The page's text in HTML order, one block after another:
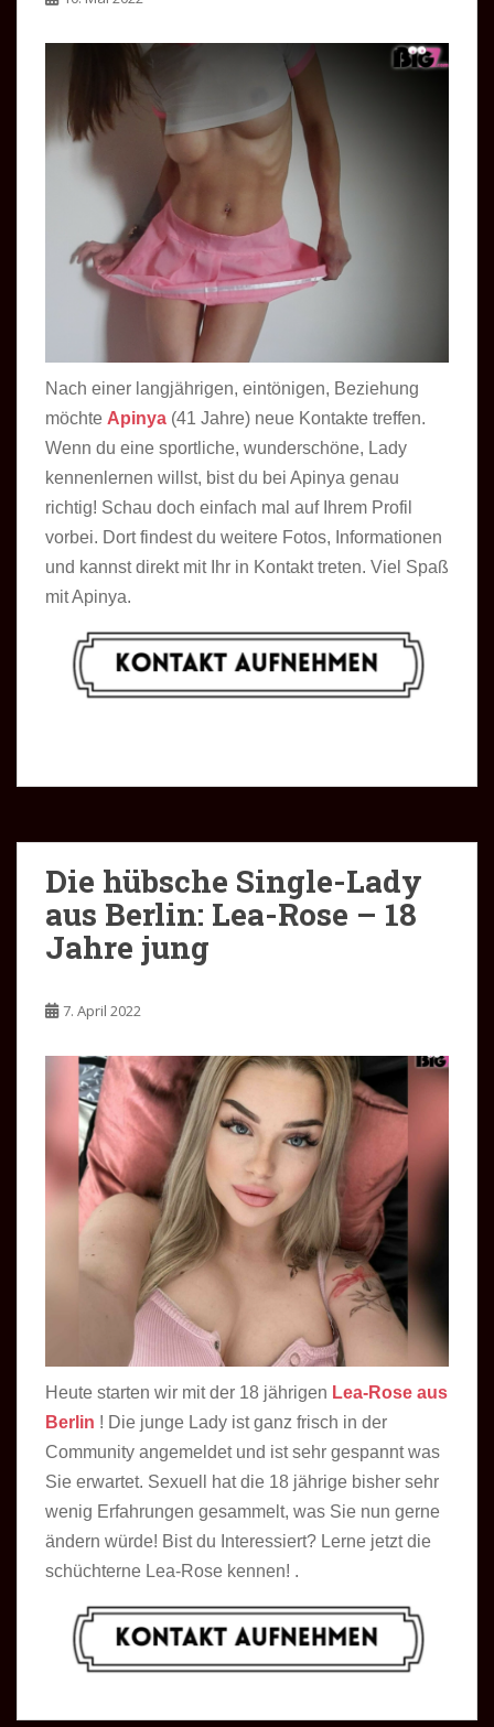
Nach einer langjährigen, eintönigen, Beziehung
möchte Apinya (41 Jahre) neue Kontakte treffen.
Wenn du eine sportliche, wunderschöne, Lady
kennenlernen willst, bist du bei Apinya genau
richtig! Schau doch einfach mal auf Ihrem Profil
vorbei. Dort findest du weitere Fotos, Informationen
und kannst direkt mit Ihr in Kontakt treten. Viel Spaß
mit Apinya.
Die hübsche Single-Lady
aus Berlin: Lea-Rose – 18
Jahre jung
7. April 2022
Heute starten wir mit der 18 jährigen Lea-Rose aus
Berlin ! Die junge Lady ist ganz frisch in der
Community angemeldet und ist sehr gespannt was
Sie erwartet. Sexuell hat die 18 jährige bisher sehr
wenig Erfahrungen gesammelt, was Sie nun gerne
ändern würde! Bist du Interessiert? Lerne jetzt die
schüchterne Lea-Rose kennen! .